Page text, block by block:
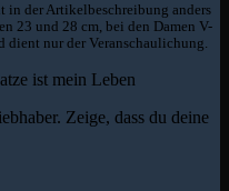
in der Artikelbeschreibung anders
23 und 28 cm, bei den Damen V-
dient nur der Veranschaulichung.
ist mein Leben
Zeige, dass du deine